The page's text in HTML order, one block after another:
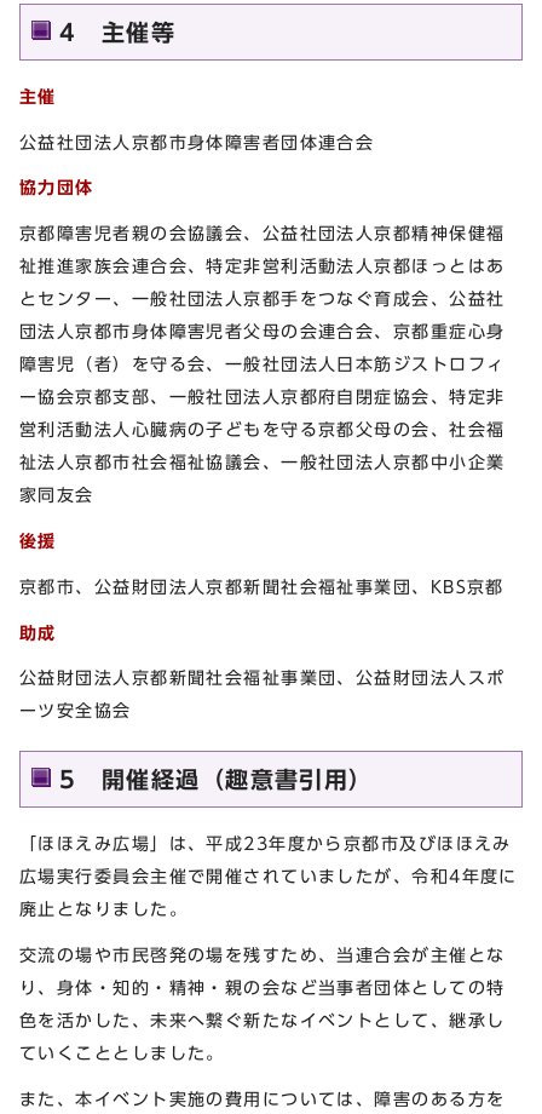
4 主催等
主催
公益社団法人京都市身体障害者団体連合会
協力団体
京都障害児者親の会協議会、公益社団法人京都精神保健福
祉推進家族会連合会、特定非営利活動法人京都ほっとはあ
とセンター、一般社団法人京都手をつなぐ育成会、公益社
団法人京都市身体障害児者父母の会連合会、京都重症心身
障害児（者）を守る会、一般社団法人日本筋ジストロフィ
ー協会京都支部、一般社団法人京都府自閉症協会、特定非
営利活動法人心臓病の子どもを守る京都父母の会、社会福
祉法人京都市社会福祉協議会、一般社団法人京都中小企業
家同友会
後援
京都市、公益財団法人京都新聞社会福祉事業団、KBS京都
助成
公益財団法人京都新聞社会福祉事業団、公益財団法人スポ
ーツ安全協会
5 開催経過（趣意書引用）
「ほほえみ広場」は、平成23年度から京都市及びほほえみ
広場実行委員会主催で開催されていましたが、令和4年度に
廃止となりました。
交流の場や市民啓発の場を残すため、当連合会が主催とな
り、身体・知的・精神・親の会など当事者団体としての特
色を活かした、未来へ繋ぐ新たなイベントとして、継承し
ていくこととしました。
また、本イベント実施の費用については、障害のある方を